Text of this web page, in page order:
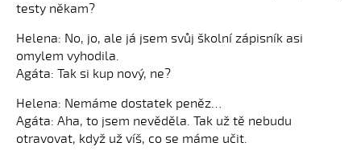
testy někam?
Helena: No, jo, ale já jsem svůj školní zápisník asi
omylem vyhodila.
Agáta: Tak si kup nový, ne?
Helena: Nemáme dostatek peněz…
Agáta: Aha, to jsem nevěděla. Tak už tě nebudu
otravovat, když už víš, co se máme učit.